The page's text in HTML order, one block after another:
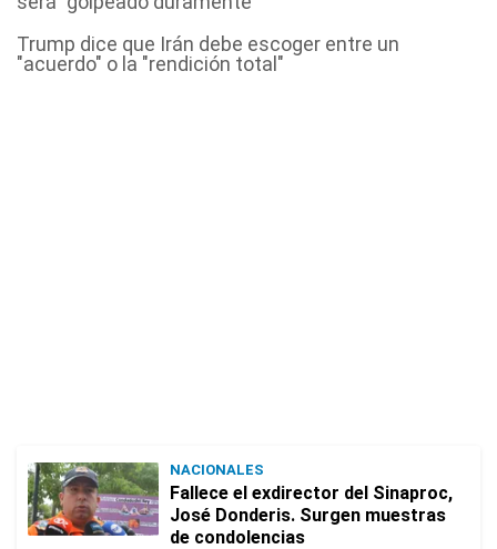
Trump dice que Irán debe escoger entre un
"acuerdo" o la "rendición total"
NACIONALES
Fallece el exdirector del Sinaproc,
José Donderis. Surgen muestras
de condolencias